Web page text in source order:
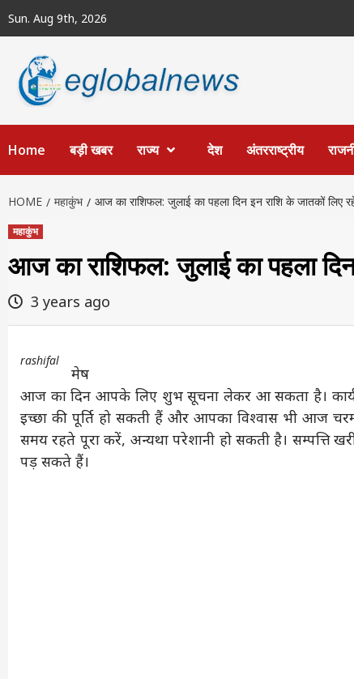
to
Sun. Aug 9th, 2026
Home बड़ी खबर राज्य देश अंतरराष्ट्रीय
HOME महाकुंभ आज का राशिफल: जुलाई का पहला दिन इन राशि के जातकों लिए
महाकुंभ
आज का राशिफल: जुलाई का पहला दिन
3 years ago
rashifal
मेष
आज का दिन आपके लिए शुभ सूचना लेकर आ सकता है।
इच्छा की पूर्ति हो सकती हैं और आपका विश्वास भी आज
समय रहते पूरा करें, अन्यथा परेशानी हो सकती है।
पड़ सकते हैं।